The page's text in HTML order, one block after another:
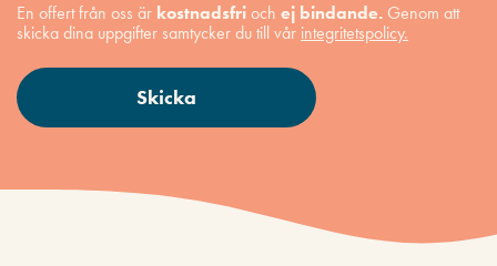
En offert från oss är kostnadsfrioch ej bindande. Genom att
skicka dina uppgifter samtycker du till vår integritetspolicy.